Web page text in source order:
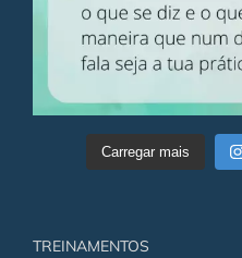
Carregar mais
TREINAMENTOS